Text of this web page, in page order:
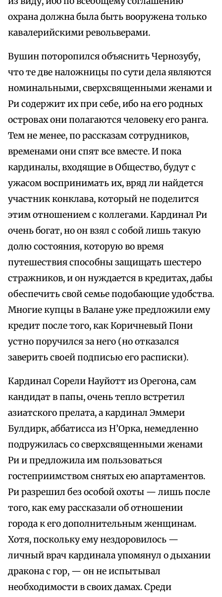
охрана должна была быть вооружена только
кавалерийскими револьверами.
Вушин поторопился объяснить Чернозубу,
что те две наложницы по сути дела являются
номинальными, сверхсвященными женами и
Ри содержит их при себе, ибо на его родных
островах они полагаются человеку его ранга.
Тем не менее, по рассказам сотрудников,
временами они спят все вместе. И пока
кардиналы, входящие в Общество, будут с
ужасом воспринимать их, вряд ли найдется
участник конклава, который не поделится
этим отношением с коллегами. Кардинал Ри
очень богат, но он взял с собой лишь такую
долю состояния, которую во время
путешествия способны защищать шестеро
стражников, и он нуждается в кредитах, дабы
обеспечить свой семье подобающие удобства.
Многие купцы в Валане уже предложили ему
кредит после того, как Коричневый Пони
устно поручился за него (но отказался
заверить своей подписью его расписки).
Кардинал Сорели Науйотт из Орегона, сам
кандидат в папы, очень тепло встретил
азиатского прелата, а кардинал Эммери
Булдирк, аббатисса из Н’Орка, немедленно
подружилась со сверхсвященными женами
Ри и предложила им пользоваться
гостеприимством снятых ею апартаментов.
Ри разрешил без особой охоты — лишь после
того, как ему рассказали об отношении
города к его дополнительным женщинам.
Хотя, поскольку ему нездоровилось —
личный врач кардинала упомянул о дыхании
дракона с гор, — он не испытывал
необходимости в своих дамах. Среди